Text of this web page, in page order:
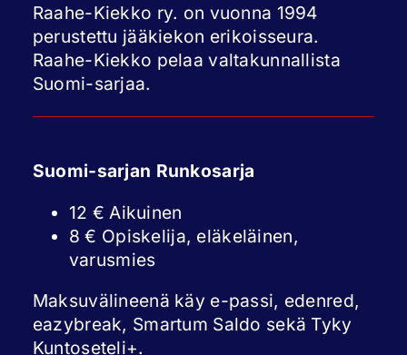
Raahe-Kiekko ry. on vuonna 1994
perustettu jääkiekon erikoisseura.
Raahe-Kiekko pelaa valtakunnallista
Suomi-sarjaa.
Suomi-sarjan Runkosarja
12 € Aikuinen
8 € Opiskelija, eläkeläinen,
varusmies
Maksuvälineenä käy e-passi, edenred,
eazybreak, Smartum Saldo sekä Tyky
Kuntoseteli+.